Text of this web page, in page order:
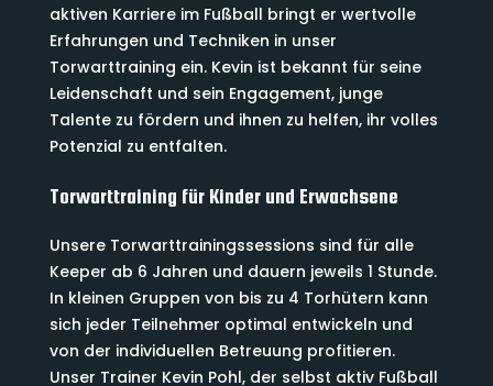
aktiven Karriere im Fußball bringt er wertvolle
Erfahrungen und Techniken in unser
Torwarttraining ein. Kevin ist bekannt für seine
Leidenschaft und sein Engagement, junge
Talente zu fördern und ihnen zu helfen, ihr volles
Potenzial zu entfalten.
Torwarttraining für Kinder und Erwachsene
Unsere Torwarttrainingssessions sind für alle
Keeper ab 6 Jahren und dauern jeweils 1 Stunde.
In kleinen Gruppen von bis zu 4 Torhütern kann
sich jeder Teilnehmer optimal entwickeln und
von der individuellen Betreuung profitieren.
Unser Trainer Kevin Pohl, der selbst aktiv Fußball